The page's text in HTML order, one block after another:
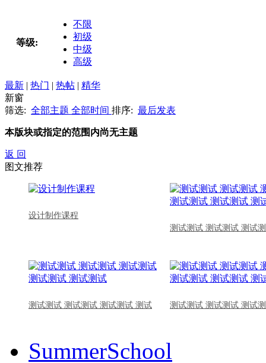
等级:
不限
初级
中级
高级
最新 | 热门 | 热帖 | 精华
新窗
筛选: 全部主题 全部时间 排序: 最后发表
本版块或指定的范围内尚无主题
返 回
图文推荐
设计制作课程
测试测试 测试测试 测试
测试测试 测试测试 测试测试 测试 测试测试 测试测试 测试
SummerSchool